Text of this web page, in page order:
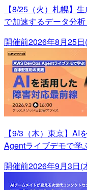
【8/25（火）札幌】
で加速するデータ分
開催前2026年8月25日
【9/3（木）東京】AI
Agentライブデモで学
開催前2026年9月3日(